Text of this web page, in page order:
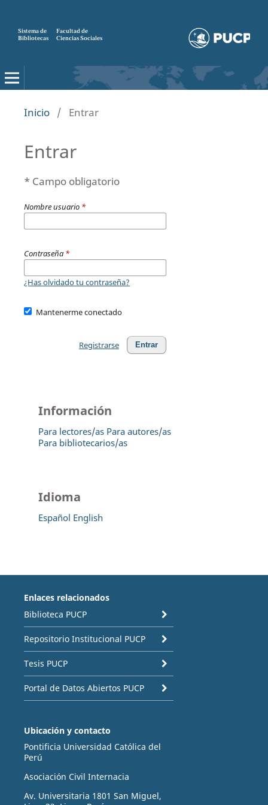
Sistema de
Bibliotecas
Facultad de
Ciencias Sociales
Inicio / Entrar
Entrar
* Campo obligatorio
Nombre usuario *
Contraseña *
¿Has olvidado tu contraseña?
Mantenerme conectado
Entrar
Registrarse
Información
Para lectores/as Para autores/as
Para bibliotecarios/as
Idioma
Español English
Enlaces relacionados
Biblioteca PUCP
Repositorio Institucional PUCP
Tesis PUCP
Portal de Datos Abiertos PUCP
Ubicación y contacto
Pontificia Universidad Católica del
Perú
Asociación Civil Internacia
Av. Universitaria 1801 San Miguel,